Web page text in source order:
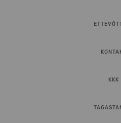
KKK